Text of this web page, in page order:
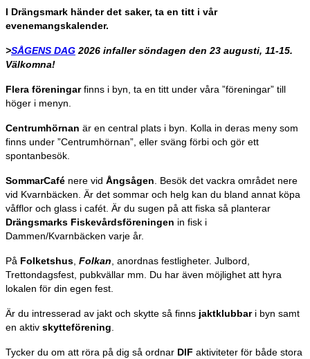
I Drängsmark händer det saker, ta en titt i vår
evenemangskalender.
>SÅGENS DAG 2026 infaller söndagen den 23 augusti, 11-15.
Välkomna!
Flera föreningarfinns i byn, ta en titt under våra ”föreningar” till
höger i menyn.
Centrumhörnan är en central plats i byn. Kolla in deras meny som
finns under ”Centrumhörnan”, eller sväng förbi och gör ett
spontanbesök.
SommarCafé nere vid Ångsågen . Besök det vackra området nere
vid Kvarnbäcken. Är det sommar och helg kan du bland annat köpa
våfflor och glass i cafét. Är du sugen på att fiska så planterar
Drängsmarks Fiskevårdsföreningen in fisk i
Dammen/Kvarnbäcken varje år.
På Folketshus Folkan , anordnas festligheter. Julbord,
Trettondagsfest, pubkvällar mm. Du har även möjlighet att hyra
lokalen för din egen fest.
Är du intresserad av jakt och skytte så finns jaktklubbari byn samt
en aktiv skytteförening
Tycker du om att röra på dig så ordnar DIF aktiviteter för både stora